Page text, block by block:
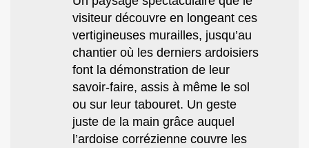
visiteur découvre en longeant ces
vertigineuses murailles, jusqu’au
chantier où les derniers ardoisiers
font la démonstration de leur
savoir-faire, assis à même le sol
ou sur leur tabouret. Un geste
juste de la main grâce auquel
l’ardoise corrézienne couvre les